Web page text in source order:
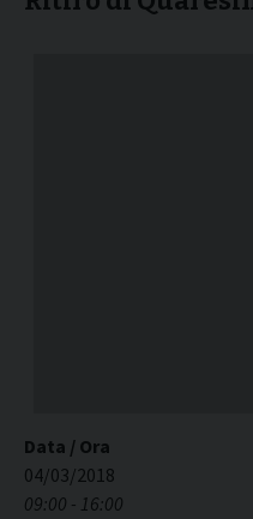
Data / Ora
04/03/2018
09:00 - 16:00